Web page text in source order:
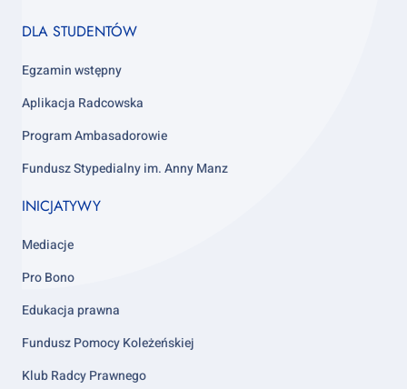
Footer
4
DLA STUDENTÓW
Egzamin wstępny
Aplikacja Radcowska
Program Ambasadorowie
Fundusz Stypedialny im. Anny Manz
INICJATYWY
Mediacje
Pro Bono
Edukacja prawna
Fundusz Pomocy Koleżeńskiej
Klub Radcy Prawnego